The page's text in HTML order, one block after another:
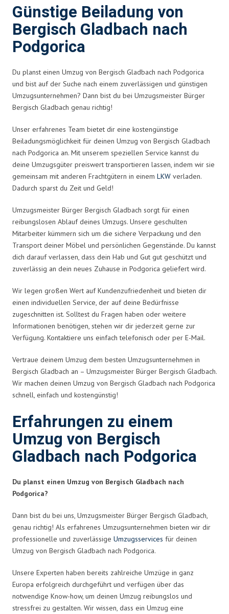
Günstige Beiladung von
Bergisch Gladbach nach
Podgorica
Du planst einen Umzug von Bergisch Gladbach nach Podgorica
und bist auf der Suche nach einem zuverlässigen und günstigen
Umzugsunternehmen? Dann bist du bei Umzugsmeister Bürger
Bergisch Gladbach genau richtig!
Unser erfahrenes Team bietet dir eine kostengünstige
Beiladungsmöglichkeit für deinen Umzug von Bergisch Gladbach
nach Podgorica an. Mit unserem speziellen Service kannst du
deine Umzugsgüter preiswert transportieren lassen, indem wir sie
gemeinsam mit anderen Frachtgütern in einem LKW verladen.
Dadurch sparst du Zeit und Geld!
Umzugsmeister Bürger Bergisch Gladbach sorgt für einen
reibungslosen Ablauf deines Umzugs. Unsere geschulten
Mitarbeiter kümmern sich um die sichere Verpackung und den
Transport deiner Möbel und persönlichen Gegenstände. Du kannst
dich darauf verlassen, dass dein Hab und Gut gut geschützt und
zuverlässig an dein neues Zuhause in Podgorica geliefert wird.
Wir legen großen Wert auf Kundenzufriedenheit und bieten dir
einen individuellen Service, der auf deine Bedürfnisse
zugeschnitten ist. Solltest du Fragen haben oder weitere
Informationen benötigen, stehen wir dir jederzeit gerne zur
Verfügung. Kontaktiere uns einfach telefonisch oder per E-Mail.
Vertraue deinem Umzug dem besten Umzugsunternehmen in
Bergisch Gladbach an – Umzugsmeister Bürger Bergisch Gladbach.
Wir machen deinen Umzug von Bergisch Gladbach nach Podgorica
schnell, einfach und kostengünstig!
Erfahrungen zu einem
Umzug von Bergisch
Gladbach nach Podgorica
Du planst einen Umzug von Bergisch Gladbach nach
Podgorica?
Dann bist du bei uns, Umzugsmeister Bürger Bergisch Gladbach,
genau richtig! Als erfahrenes Umzugsunternehmen bieten wir dir
professionelle und zuverlässige Umzugsservices für deinen
Umzug von Bergisch Gladbach nach Podgorica.
Unsere Experten haben bereits zahlreiche Umzüge in ganz
Europa erfolgreich durchgeführt und verfügen über das
notwendige Know-how, um deinen Umzug reibungslos und
stressfrei zu gestalten. Wir wissen, dass ein Umzug eine